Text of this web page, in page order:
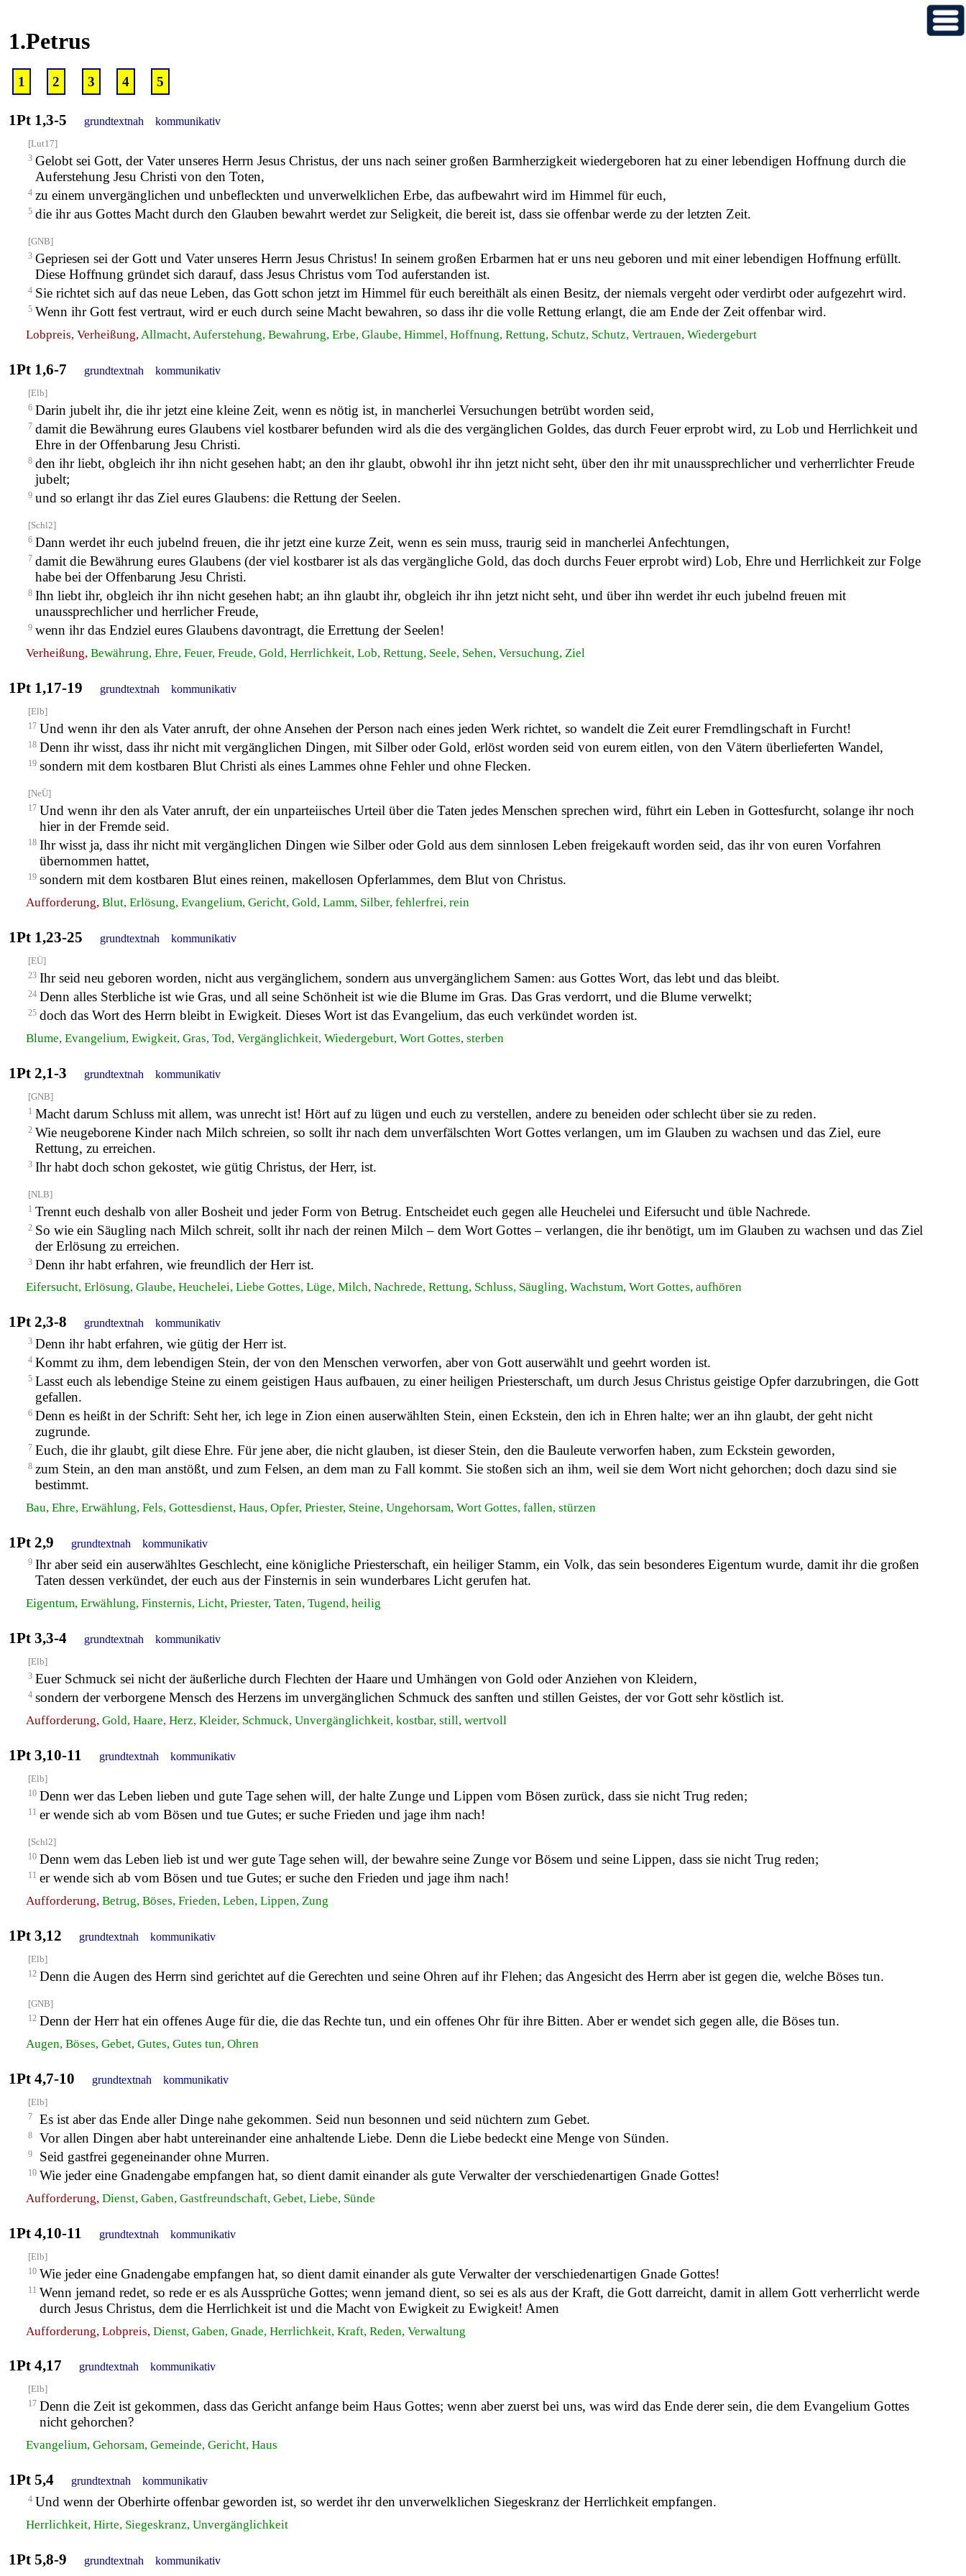
1.Petrus
1 2 3 4 5
1Pt 1,3-5 grundtextnah kommunikativ
[Lut17]
3 Gelobt sei Gott, der Vater unseres Herrn Jesus Christus, der uns nach seiner großen Barmherzigkeit wiedergeboren hat zu einer lebendigen Hoffnung durch die
Auferstehung Jesu Christi von den Toten,
4 zu einem unvergänglichen und unbefleckten und unverwelklichen Erbe, das aufbewahrt wird im Himmel für euch,
5 die ihr aus Gottes Macht durch den Glauben bewahrt werdet zur Seligkeit, die bereit ist, dass sie offenbar werde zu der letzten Zeit.
[GNB]
3 Gepriesen sei der Gott und Vater unseres Herrn Jesus Christus! In seinem großen Erbarmen hat er uns neu geboren und mit einer lebendigen Hoffnung erfüllt.
Diese Hoffnung gründet sich darauf, dass Jesus Christus vom Tod auferstanden ist.
4 Sie richtet sich auf das neue Leben, das Gott schon jetzt im Himmel für euch bereithält als einen Besitz, der niemals vergeht oder verdirbt oder aufgezehrt wird.
5 Wenn ihr Gott fest vertraut, wird er euch durch seine Macht bewahren, so dass ihr die volle Rettung erlangt, die am Ende der Zeit offenbar wird.
Lobpreis, Verheißung,Allmacht, Auferstehung, Bewahrung, Erbe, Glaube, Himmel, Hoffnung, Rettung, Schutz, Schutz, Vertrauen, Wiedergeburt
1Pt 1,6-7 grundtextnah kommunikativ
[Elb]
6 Darin jubelt ihr, die ihr jetzt eine kleine Zeit, wenn es nötig ist, in mancherlei Versuchungen betrübt worden seid,
7 damit die Bewährung eures Glaubens viel kostbarer befunden wird als die des vergänglichen Goldes, das durch Feuer erprobt wird, zu Lob und Herrlichkeit und
Ehre in der Offenbarung Jesu Christi.
8 den ihr liebt, obgleich ihr ihn nicht gesehen habt; an den ihr glaubt, obwohl ihr ihn jetzt nicht seht, über den ihr mit unaussprechlicher und verherrlichter Freude
jubelt;
9 und so erlangt ihr das Ziel eures Glaubens: die Rettung der Seelen.
[Schl2]
6 Dann werdet ihr euch jubelnd freuen, die ihr jetzt eine kurze Zeit, wenn es sein muss, traurig seid in mancherlei Anfechtungen,
7 damit die Bewährung eures Glaubens (der viel kostbarer ist als das vergängliche Gold, das doch durchs Feuer erprobt wird) Lob, Ehre und Herrlichkeit zur Folge
habe bei der Offenbarung Jesu Christi.
8 Ihn liebt ihr, obgleich ihr ihn nicht gesehen habt; an ihn glaubt ihr, obgleich ihr ihn jetzt nicht seht, und über ihn werdet ihr euch jubelnd freuen mit
unaussprechlicher und herrlicher Freude,
9 wenn ihr das Endziel eures Glaubens davontragt, die Errettung der Seelen!
Verheißung, Bewährung, Ehre, Feuer, Freude, Gold, Herrlichkeit, Lob, Rettung, Seele, Sehen, Versuchung, Ziel
1Pt 1,17-19 grundtextnah kommunikativ
[Elb]
17 Und wenn ihr den als Vater anruft, der ohne Ansehen der Person nach eines jeden Werk richtet, so wandelt die Zeit eurer Fremdlingschaft in Furcht!
18 Denn ihr wisst, dass ihr nicht mit vergänglichen Dingen, mit Silber oder Gold, erlöst worden seid von eurem eitlen, von den Vätern überlieferten Wandel,
19 sondern mit dem kostbaren Blut Christi als eines Lammes ohne Fehler und ohne Flecken.
[NeÜ]
17 Und wenn ihr den als Vater anruft, der ein unparteiisches Urteil über die Taten jedes Menschen sprechen wird, führt ein Leben in Gottesfurcht, solange ihr noch
hier in der Fremde seid.
18 Ihr wisst ja, dass ihr nicht mit vergänglichen Dingen wie Silber oder Gold aus dem sinnlosen Leben freigekauft worden seid, das ihr von euren Vorfahren
übernommen hattet,
19 sondern mit dem kostbaren Blut eines reinen, makellosen Opferlammes, dem Blut von Christus.
Aufforderung, Blut, Erlösung, Evangelium, Gericht, Gold, Lamm, Silber, fehlerfrei, rein
1Pt 1,23-25 grundtextnah kommunikativ
[EÜ]
23 Ihr seid neu geboren worden, nicht aus vergänglichem, sondern aus unvergänglichem Samen: aus Gottes Wort, das lebt und das bleibt.
24 Denn alles Sterbliche ist wie Gras, und all seine Schönheit ist wie die Blume im Gras. Das Gras verdorrt, und die Blume verwelkt;
25 doch das Wort des Herrn bleibt in Ewigkeit. Dieses Wort ist das Evangelium, das euch verkündet worden ist.
Blume, Evangelium, Ewigkeit, Gras, Tod, Vergänglichkeit, Wiedergeburt, Wort Gottes, sterben
1Pt 2,1-3 grundtextnah kommunikativ
[GNB]
1 Macht darum Schluss mit allem, was unrecht ist! Hört auf zu lügen und euch zu verstellen, andere zu beneiden oder schlecht über sie zu reden.
2 Wie neugeborene Kinder nach Milch schreien, so sollt ihr nach dem unverfälschten Wort Gottes verlangen, um im Glauben zu wachsen und das Ziel, eure
Rettung, zu erreichen.
3 Ihr habt doch schon gekostet, wie gütig Christus, der Herr, ist.
[NLB]
1 Trennt euch deshalb von aller Bosheit und jeder Form von Betrug. Entscheidet euch gegen alle Heuchelei und Eifersucht und üble Nachrede.
2 So wie ein Säugling nach Milch schreit, sollt ihr nach der reinen Milch – dem Wort Gottes – verlangen, die ihr benötigt, um im Glauben zu wachsen und das Ziel
der Erlösung zu erreichen.
3 Denn ihr habt erfahren, wie freundlich der Herr ist.
Eifersucht, Erlösung, Glaube, Heuchelei, Liebe Gottes, Lüge, Milch, Nachrede, Rettung, Schluss, Säugling, Wachstum, Wort Gottes, aufhören
1Pt 2,3-8 grundtextnah kommunikativ
3 Denn ihr habt erfahren, wie gütig der Herr ist.
4 Kommt zu ihm, dem lebendigen Stein, der von den Menschen verworfen, aber von Gott auserwählt und geehrt worden ist.
5 Lasst euch als lebendige Steine zu einem geistigen Haus aufbauen, zu einer heiligen Priesterschaft, um durch Jesus Christus geistige Opfer darzubringen, die Gott
gefallen.
6 Denn es heißt in der Schrift: Seht her, ich lege in Zion einen auserwählten Stein, einen Eckstein, den ich in Ehren halte; wer an ihn glaubt, der geht nicht
zugrunde.
7 Euch, die ihr glaubt, gilt diese Ehre. Für jene aber, die nicht glauben, ist dieser Stein, den die Bauleute verworfen haben, zum Eckstein geworden,
8 zum Stein, an den man anstößt, und zum Felsen, an dem man zu Fall kommt. Sie stoßen sich an ihm, weil sie dem Wort nicht gehorchen; doch dazu sind sie
bestimmt.
Bau, Ehre, Erwählung, Fels, Gottesdienst, Haus, Opfer, Priester, Steine, Ungehorsam, Wort Gottes, fallen, stürzen
1Pt 2,9 grundtextnah kommunikativ
9 Ihr aber seid ein auserwähltes Geschlecht, eine königliche Priesterschaft, ein heiliger Stamm, ein Volk, das sein besonderes Eigentum wurde, damit ihr die großen
Taten dessen verkündet, der euch aus der Finsternis in sein wunderbares Licht gerufen hat.
Eigentum, Erwählung, Finsternis, Licht, Priester, Taten, Tugend, heilig
1Pt 3,3-4 grundtextnah kommunikativ
[Elb]
3 Euer Schmuck sei nicht der äußerliche durch Flechten der Haare und Umhängen von Gold oder Anziehen von Kleidern,
4 sondern der verborgene Mensch des Herzens im unvergänglichen Schmuck des sanften und stillen Geistes, der vor Gott sehr köstlich ist.
Aufforderung, Gold, Haare, Herz, Kleider, Schmuck, Unvergänglichkeit, kostbar, still, wertvoll
1Pt 3,10-11 grundtextnah kommunikativ
[Elb]
10 Denn wer das Leben lieben und gute Tage sehen will, der halte Zunge und Lippen vom Bösen zurück, dass sie nicht Trug reden;
11 er wende sich ab vom Bösen und tue Gutes; er suche Frieden und jage ihm nach!
[Schl2]
10 Denn wem das Leben lieb ist und wer gute Tage sehen will, der bewahre seine Zunge vor Bösem und seine Lippen, dass sie nicht Trug reden;
11 er wende sich ab vom Bösen und tue Gutes; er suche den Frieden und jage ihm nach!
Aufforderung, Betrug, Böses, Frieden, Leben, Lippen, Zung
1Pt 3,12 grundtextnah kommunikativ
[Elb]
12 Denn die Augen des Herrn sind gerichtet auf die Gerechten und seine Ohren auf ihr Flehen; das Angesicht des Herrn aber ist gegen die, welche Böses tun.
[GNB]
12 Denn der Herr hat ein offenes Auge für die, die das Rechte tun, und ein offenes Ohr für ihre Bitten. Aber er wendet sich gegen alle, die Böses tun.
Augen, Böses, Gebet, Gutes, Gutes tun, Ohren
1Pt 4,7-10 grundtextnah kommunikativ
[Elb]
7 Es ist aber das Ende aller Dinge nahe gekommen. Seid nun besonnen und seid nüchtern zum Gebet.
8 Vor allen Dingen aber habt untereinander eine anhaltende Liebe. Denn die Liebe bedeckt eine Menge von Sünden.
9 Seid gastfrei gegeneinander ohne Murren.
10 Wie jeder eine Gnadengabe empfangen hat, so dient damit einander als gute Verwalter der verschiedenartigen Gnade Gottes!
Aufforderung, Dienst, Gaben, Gastfreundschaft, Gebet, Liebe, Sünde
1Pt 4,10-11 grundtextnah kommunikativ
[Elb]
10 Wie jeder eine Gnadengabe empfangen hat, so dient damit einander als gute Verwalter der verschiedenartigen Gnade Gottes!
11 Wenn jemand redet, so rede er es als Aussprüche Gottes; wenn jemand dient, so sei es als aus der Kraft, die Gott darreicht, damit in allem Gott verherrlicht werde
durch Jesus Christus, dem die Herrlichkeit ist und die Macht von Ewigkeit zu Ewigkeit! Amen
Aufforderung, Lobpreis, Dienst, Gaben, Gnade, Herrlichkeit, Kraft, Reden, Verwaltung
1Pt 4,17 grundtextnah kommunikativ
[Elb]
17 Denn die Zeit ist gekommen, dass das Gericht anfange beim Haus Gottes; wenn aber zuerst bei uns, was wird das Ende derer sein, die dem Evangelium Gottes
nicht gehorchen?
Evangelium, Gehorsam, Gemeinde, Gericht, Haus
1Pt 5,4 grundtextnah kommunikativ
4 Und wenn der Oberhirte offenbar geworden ist, so werdet ihr den unverwelklichen Siegeskranz der Herrlichkeit empfangen.
Herrlichkeit, Hirte, Siegeskranz, Unvergänglichkeit
1Pt 5,8-9 grundtextnah kommunikativ